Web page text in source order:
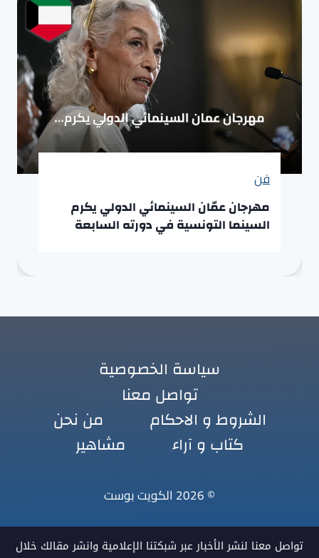
فن
مهرجان عمّان السينمائي الدولي يكرم
السينما التونسية في دورته السابعة
سياسة الخصوصية
تواصل معنا
الشروط و الاحكام
من نحن
كتاب و آراء
مشاهير
© 2026 الكويت بوست
تواصل معنا لنشر الأخبار عبر شبكتنا الإعلامية وانشر مقالك خلال